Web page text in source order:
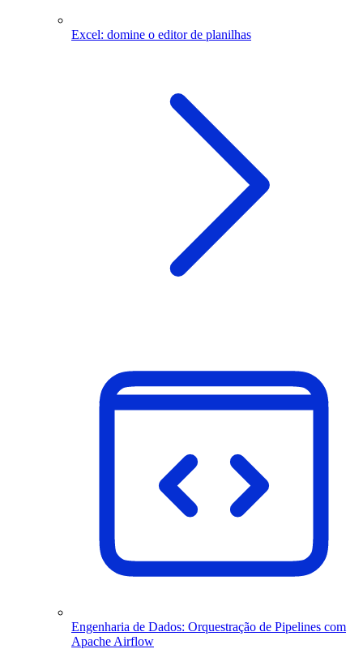
Excel: domine o editor de planilhas
Engenharia de Dados: Orquestração de Pipelines com
Apache Airflow